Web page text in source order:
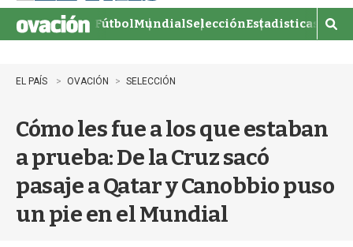
n
u
FútbolMundialSelecciónEstadisticas
M
o
q
EL PAÍS OVACIÓN SELECCIÓN
Cómo les fue a los que estaban
a prueba: De la Cruz sacó
pasaje a Qatar y Canobbio puso
un pie en el Mundial